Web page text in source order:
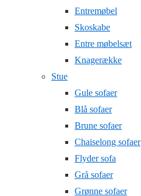
Entremøbel
Skoskabe
Entre møbelsæt
Knagerække
Stue
Gule sofaer
Blå sofaer
Brune sofaer
Chaiselong sofaer
Flyder sofa
Grå sofaer
Grønne sofaer